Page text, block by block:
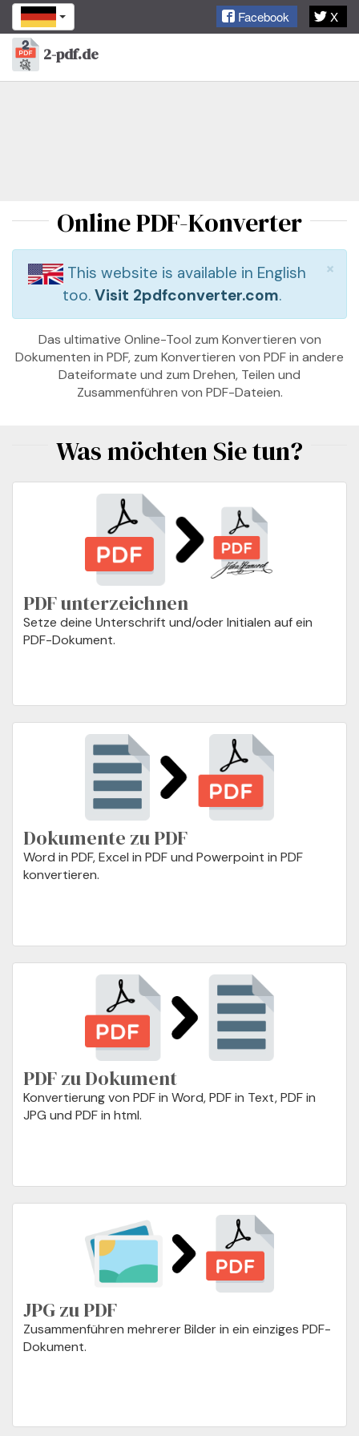
Facebook X
2-pdf.de
Online PDF-Konverter
×
This website is available in English
too. Visit 2pdfconverter.com.
Das ultimative Online-Tool zum Konvertieren von
Dokumenten in PDF, zum Konvertieren von PDF in andere
Dateiformate und zum Drehen, Teilen und
Zusammenführen von PDF-Dateien.
Was möchten Sie tun?
PDF unterzeichnen
Setze deine Unterschrift und/oder Initialen auf ein
PDF-Dokument.
Dokumente zu PDF
Word in PDF, Excel in PDF und Powerpoint in PDF
konvertieren.
PDF zu Dokument
Konvertierung von PDF in Word, PDF in Text, PDF in
JPG und PDF in html.
JPG zu PDF
Zusammenführen mehrerer Bilder in ein einziges PDF-
Dokument.